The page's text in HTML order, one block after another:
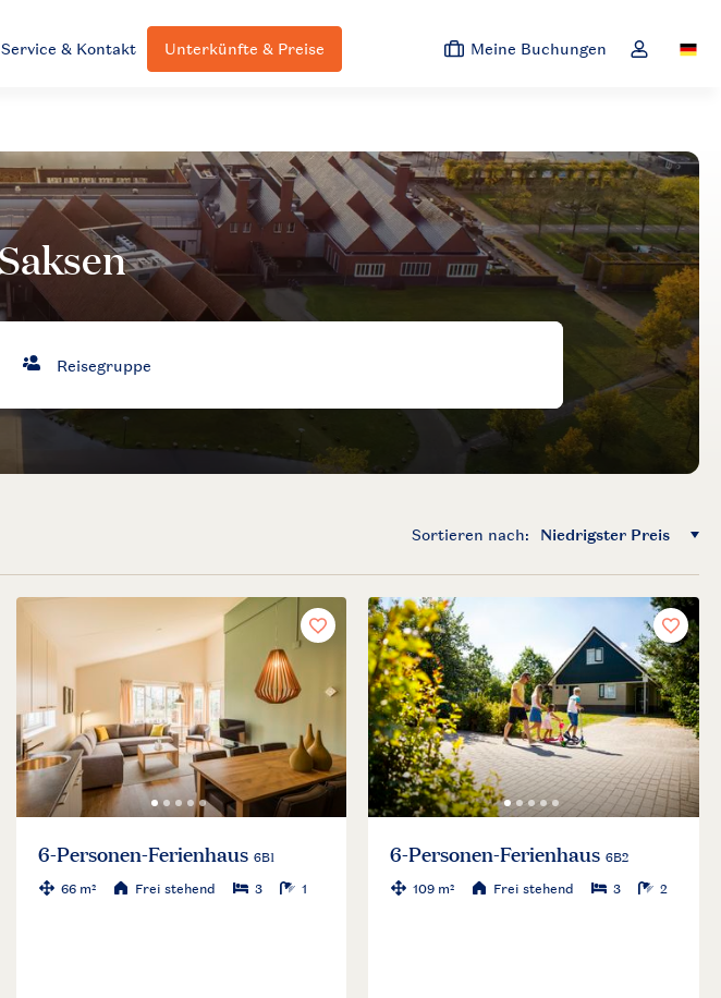
Service & Kontakt Unterkünfte & Preise Meine Buchungen Dropdown-
Sortieren nach: